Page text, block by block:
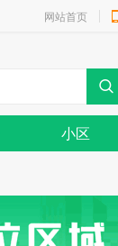
网站首页
小区